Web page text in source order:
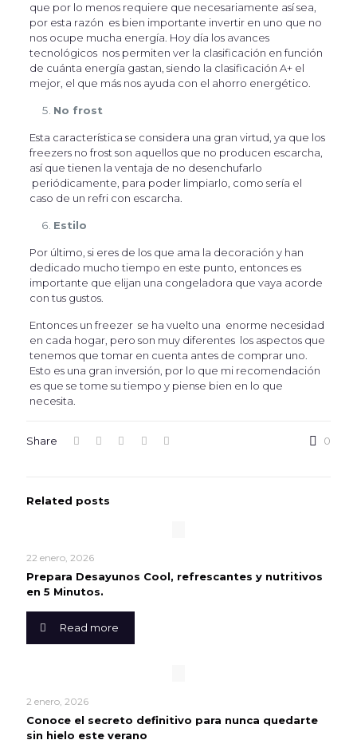
que por lo menos requiere que necesariamente así sea,
por esta razón es bien importante invertir en uno que no
nos ocupe mucha energía. Hoy día los avances
tecnológicos nos permiten ver la clasificación en función
de cuánta energía gastan, siendo la clasificación A+ el
mejor, el que más nos ayuda con el ahorro energético.
No frost
Esta característica se considera una gran virtud, ya que los
freezers no frost son aquellos que no producen escarcha,
así que tienen la ventaja de no desenchufarlo
periódicamente, para poder limpiarlo, como sería el
caso de un refri con escarcha.
Estilo
Por último, si eres de los que ama la decoración y han
dedicado mucho tiempo en este punto, entonces es
importante que elijan una congeladora que vaya acorde
con tus gustos.
Entonces un freezer se ha vuelto una enorme necesidad
en cada hogar, pero son muy diferentes los aspectos que
tenemos que tomar en cuenta antes de comprar uno.
Esto es una gran inversión, por lo que mi recomendación
es que se tome su tiempo y piense bien en lo que
necesita.
Share 0
Related posts
22 enero, 2026
Prepara Desayunos Cool, refrescantes y nutritivos
en 5 Minutos.
Read more
2 enero, 2026
Conoce el secreto definitivo para nunca quedarte
sin hielo este verano